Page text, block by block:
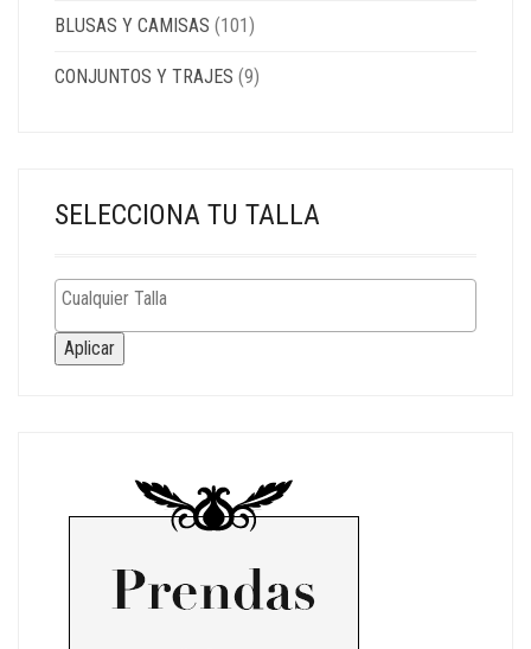
BLUSAS Y CAMISAS (101)
CONJUNTOS Y TRAJES (9)
SELECCIONA TU TALLA
Aplicar